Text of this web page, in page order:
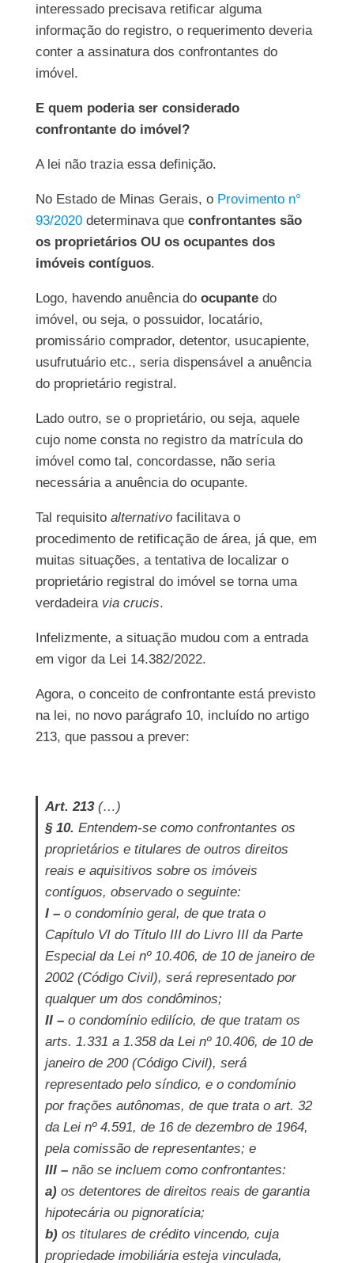
interessado precisava retificar alguma
informação do registro, o requerimento deveria
conter a assinatura dos confrontantes do
imóvel.
E quem poderia ser considerado
confrontante do imóvel?
A lei não trazia essa definição.
No Estado de Minas Gerais, o Provimento n°
93/2020determinava que confrontantes são
os proprietários OU os ocupantes dos
imóveis contíguos.
Logo, havendo anuência do ocupantedo
imóvel, ou seja, o possuidor, locatário,
promissário comprador, detentor, usucapiente,
usufrutuário etc., seria dispensável a anuência
do proprietário registral.
Lado outro, se o proprietário, ou seja, aquele
cujo nome consta no registro da matrícula do
imóvel como tal, concordasse, não seria
necessária a anuência do ocupante.
Tal requisito alternativo facilitava o
procedimento de retificação de área, já que, em
muitas situações, a tentativa de localizar o
proprietário registral do imóvel se torna uma
verdadeira via crucis.
Infelizmente, a situação mudou com a entrada
em vigor da Lei 14.382/2022.
Agora, o conceito de confrontante está previsto
na lei, no novo parágrafo 10, incluído no artigo
213, que passou a prever:
Art. 213(…)
§ 10. Entendem-se como confrontantes os
proprietários e titulares de outros direitos
reais e aquisitivos sobre os imóveis
contíguos, observado o seguinte:
I – o condomínio geral, de que trata o
Capítulo VI do Título III do Livro III da Parte
Especial da Lei nº 10.406, de 10 de janeiro de
2002 (Código Civil), será representado por
qualquer um dos condôminos;
II – o condomínio edilício, de que tratam os
arts. 1.331 a 1.358 da Lei nº 10.406, de 10 de
janeiro de 200 (Código Civil), será
representado pelo síndico, e o condomínio
por frações autônomas, de que trata o art. 32
da Lei nº 4.591, de 16 de dezembro de 1964,
pela comissão de representantes; e
III – não se incluem como confrontantes:
a) os detentores de direitos reais de garantia
hipotecária ou pignoratícia;
b) os titulares de crédito vincendo, cuja
propriedade imobiliária esteja vinculada,